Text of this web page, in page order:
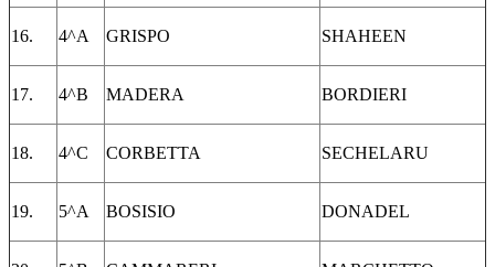
16. 4^A GRISPO SHAHEEN
17. 4^B MADERA BORDIERI
18. 4^C CORBETTA SECHELARU
19. 5^A BOSISIO DONADEL